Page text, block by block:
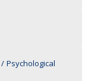
Psychological